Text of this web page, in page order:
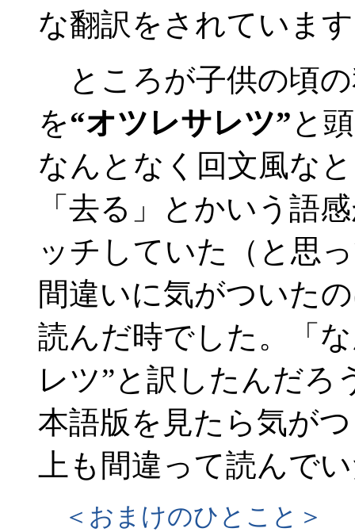
な翻訳をされていま
ところが子供の頃
を“オツレサレツ”と
なんとなく回文風な
「去る」とかいう語
ッチしていた（と思
間違いに気がついた
読んだ時でした。「
レツ”と訳したんだろ
本語版を見たら気が
上も間違って読んで
＜おまけのひとこと＞